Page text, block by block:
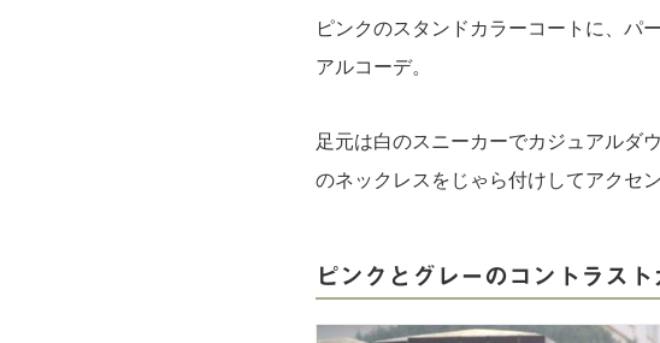
ピンクのスタンドカラーコートに、パ
アルコーデ。
足元は白のスニーカーでカジュアルダ
のネックレスをじゃら付けしてアクセ
ピンクとグレーのコントラス